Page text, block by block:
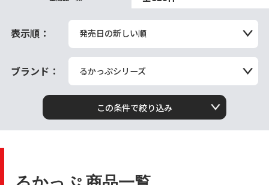
表示順： 発売日の新しい順
ブランド： るかっぷシリーズ
この条件で絞り込み